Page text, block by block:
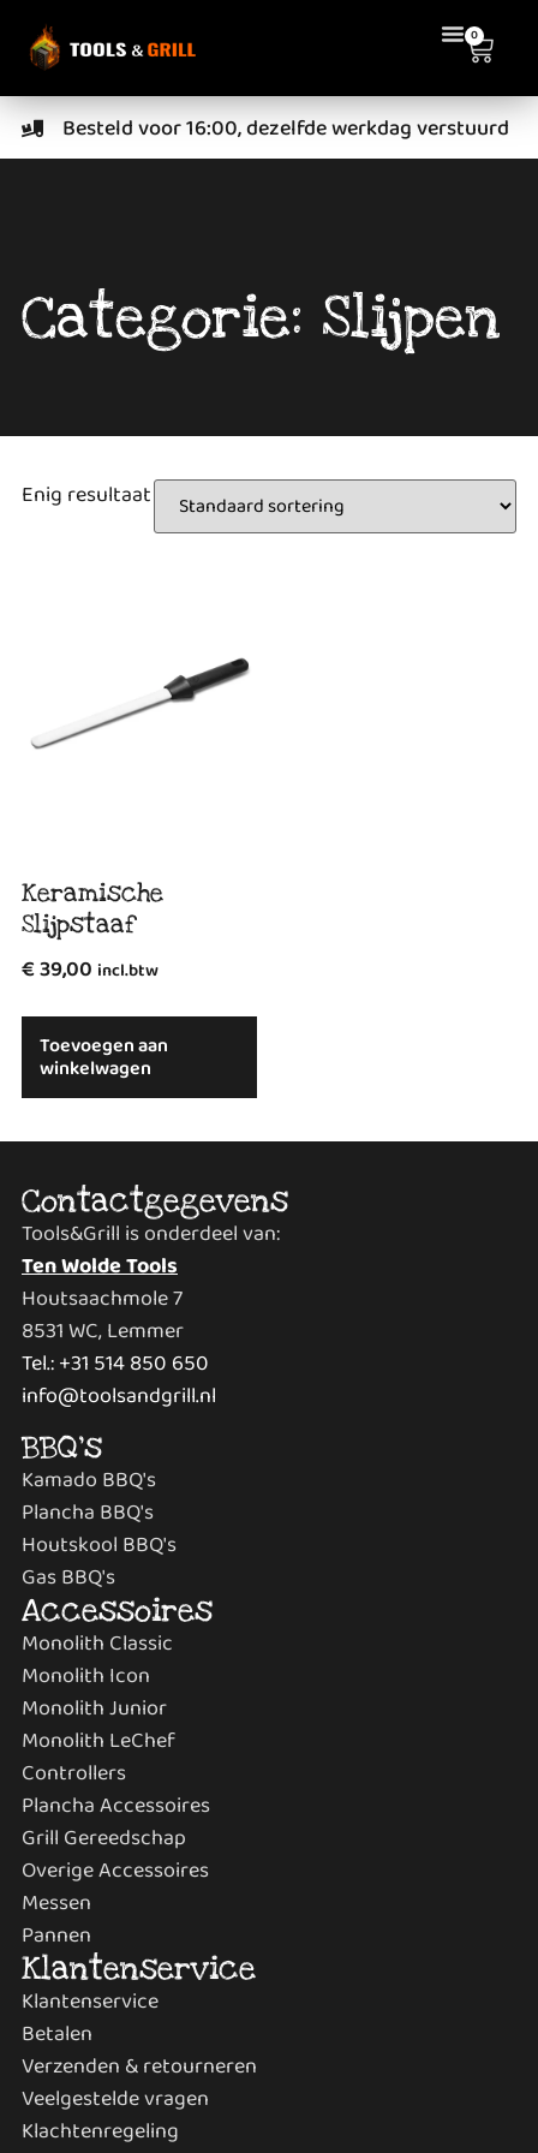
0
Besteld voor 16:00, dezelfde werkdag verstuurd
Categorie: Slijpen
Enig resultaat
Keramische
Slijpstaaf
€39,00 incl.btw
Toevoegen aan
winkelwagen
Contactgegevens
Tools&Grill is onderdeel van:
Ten Wolde Tools
Houtsaachmole 7
8531 WC, Lemmer
Tel.: +31 514 850 650
info@toolsandgrill.nl
BBQ's
Kamado BBQ's
Plancha BBQ's
Houtskool BBQ's
Gas BBQ's
Accessoires
Monolith Classic
Monolith Icon
Monolith Junior
Monolith LeChef
Controllers
Plancha Accessoires
Grill Gereedschap
Overige Accessoires
Messen
Pannen
Klantenservice
Klantenservice
Betalen
Verzenden & retourneren
Veelgestelde vragen
Klachtenregeling